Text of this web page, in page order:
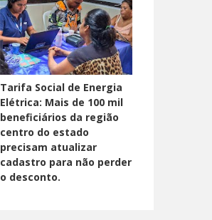
Tarifa Social de Energia
Elétrica: Mais de 100 mil
beneficiários da região
centro do estado
precisam atualizar
cadastro para não perder
o desconto.